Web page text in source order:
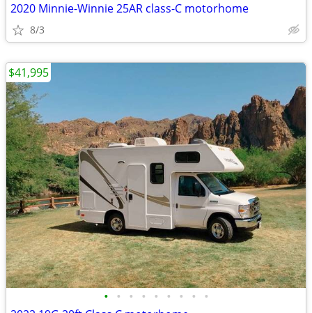
2020 Minnie-Winnie 25AR class-C motorhome
8/3
• • • • • • • • •
$41,995